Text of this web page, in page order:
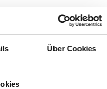
Über Cookies